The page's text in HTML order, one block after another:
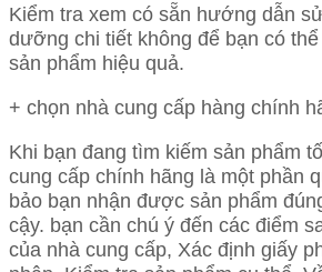
Kiểm tra xem có sẵn hướng dẫn
dưỡng chi tiết không để bạn có
sản phẩm hiệu quả.
+ chọn nhà cung cấp hàng chính
Khi bạn đang tìm kiếm sản phẩm
cung cấp chính hãng là một phần
bảo bạn nhận được sản phẩm
cậy. bạn cần chú ý đến các điểm
của nhà cung cấp, Xác định giấy